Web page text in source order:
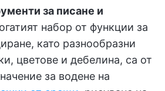
за писане и
набор от функции за
като разнообразни
цветове и дебелина, са от
за водене на